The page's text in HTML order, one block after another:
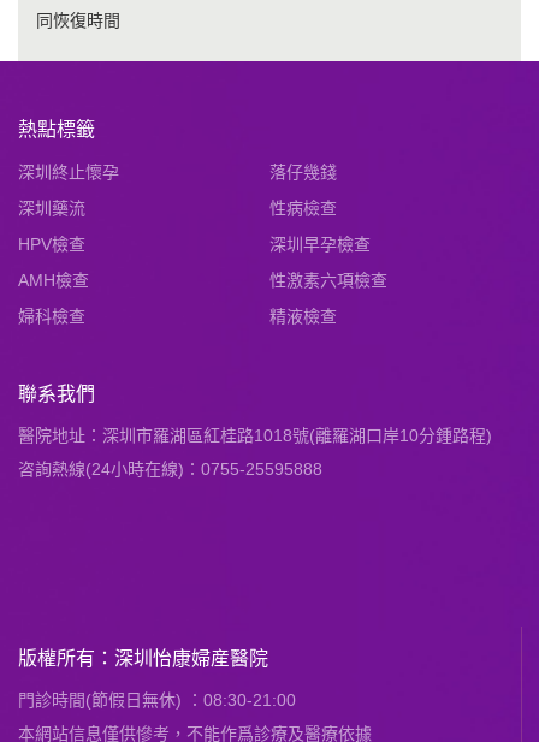
同恢復時間
熱點標籤
深圳終止懷孕
落仔幾錢
深圳藥流
性病檢查
HPV檢查
深圳早孕檢查
AMH檢查
性激素六項檢查
婦科檢查
精液檢查
聯系我們
醫院地址：深圳市羅湖區紅桂路1018號(離羅湖口岸10分鍾路程)
咨詢熱線(24小時在線)：0755-25595888
版權所有：深圳怡康婦産醫院
門診時間(節假日無休) ：08:30-21:00
本網站信息僅供慘考，不能作爲診療及醫療依據